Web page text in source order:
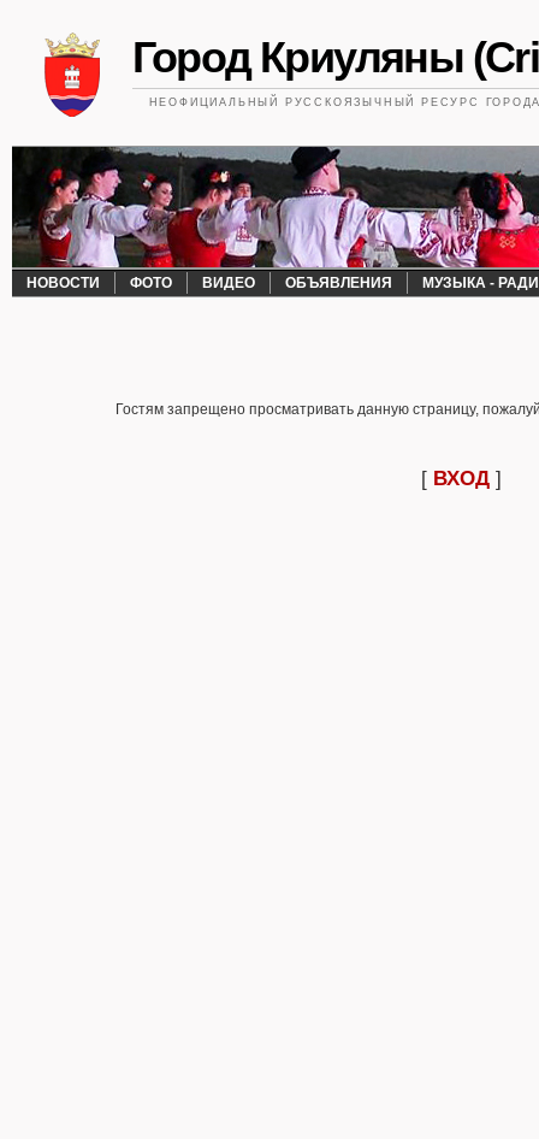
Город Криуляны
НЕОФИЦИАЛЬНЫЙ РУССКОЯЗЫЧНЫЙ РЕСУРС
НОВОСТИ ФОТО ВИДЕО ОБЪЯВЛЕНИЯ МУЗЫКА -
Гостям запрещено просматривать данную страницу,
[ ВХОД]